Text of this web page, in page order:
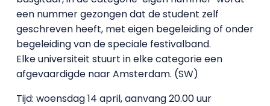
een nummer gezongen dat de student zelf
geschreven heeft, met eigen begeleiding of onder
begeleiding van de speciale festivalband.
Elke universiteit stuurt in elke categorie een
afgevaardigde naar Amsterdam. (SW)
Tijd: woensdag 14 april, aanvang 20.00 uur